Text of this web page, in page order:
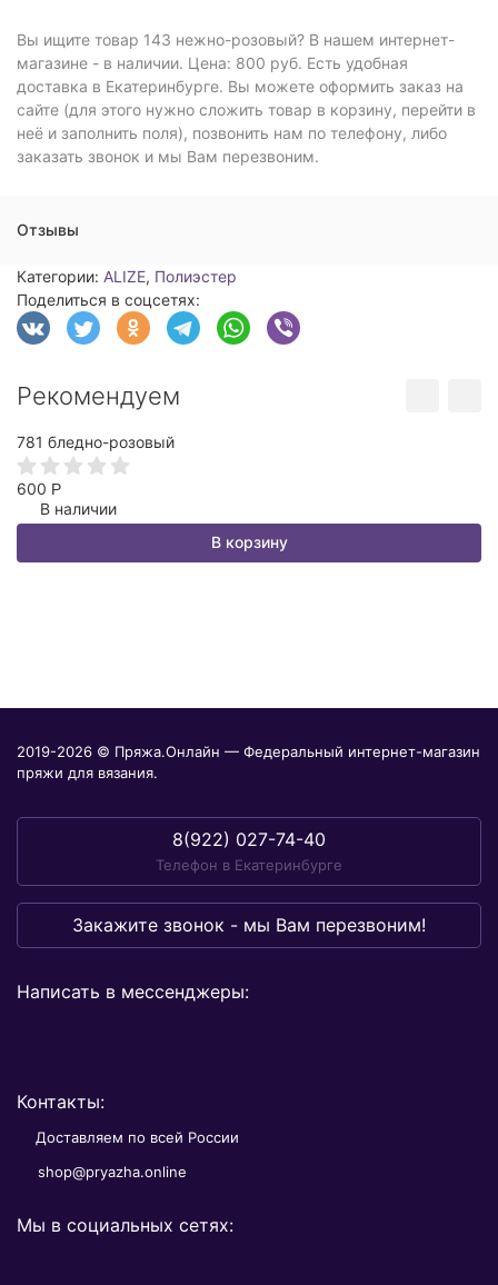
Вы ищите товар 143 нежно-розовый? В нашем интернет-
магазине - в наличии. Цена: 800 руб. Есть удобная
доставка в Екатеринбурге. Вы можете оформить заказ на
сайте (для этого нужно сложить товар в корзину, перейти в
неё и заполнить поля), позвонить нам по телефону, либо
заказать звонок и мы Вам перезвоним.
Отзывы
Категории: ALIZE, Полиэстер
Поделиться в соцсетях:
Рекомендуем
781 бледно-розовый
600 Р
В наличии
В корзину
2019-2026 © Пряжа.Онлайн — Федеральный интернет-магазин
пряжи для вязания.
8(922) 027-74-40
Телефон в Екатеринбурге
Закажите звонок - мы Вам перезвоним!
Написать в мессенджеры:
Контакты:
Доставляем по всей России
shop@pryazha.online
Мы в социальных сетях: